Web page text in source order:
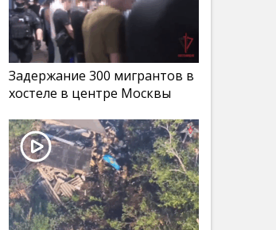
Задержание 300 мигрантов в
хостеле в центре Москвы